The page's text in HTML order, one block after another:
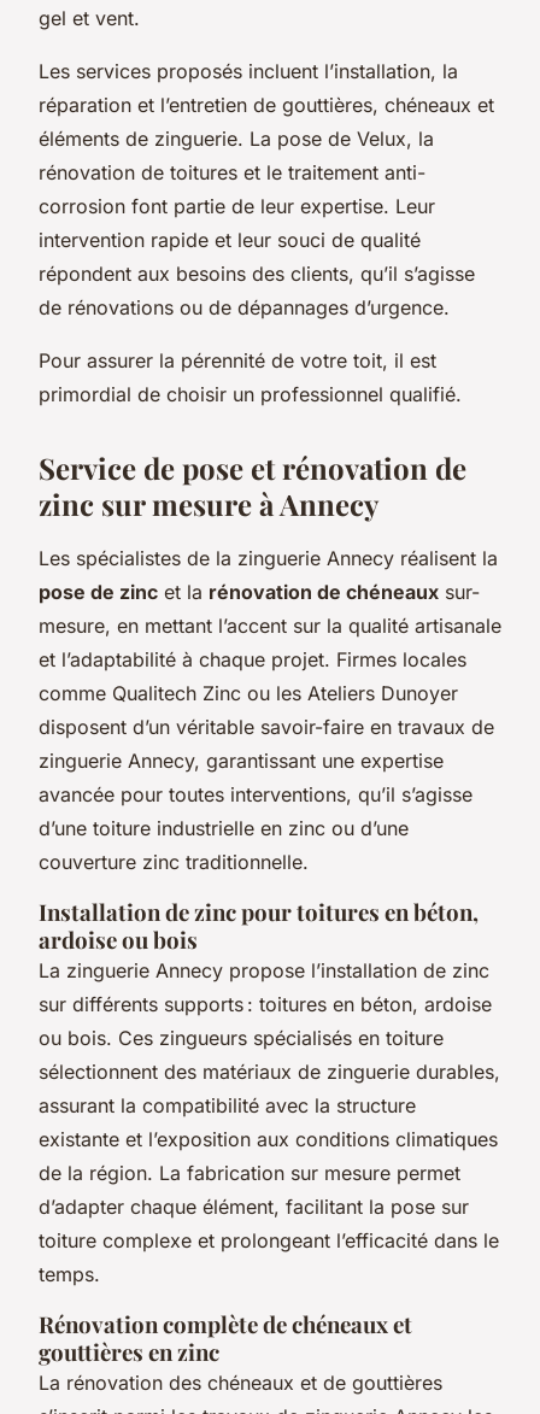
gel et vent.
Les services proposés incluent l’installation, la
réparation et l’entretien de gouttières, chéneaux et
éléments de zinguerie. La pose de Velux, la
rénovation de toitures et le traitement anti-
corrosion font partie de leur expertise. Leur
intervention rapide et leur souci de qualité
répondent aux besoins des clients, qu’il s’agisse
de rénovations ou de dépannages d’urgence.
Pour assurer la pérennité de votre toit, il est
primordial de choisir un professionnel qualifié.
Service de pose et rénovation de
zinc sur mesure à Annecy
Les spécialistes de la zinguerie Annecy réalisent la
pose de zinc et la rénovation de chéneaux sur-
mesure, en mettant l’accent sur la qualité artisanale
et l’adaptabilité à chaque projet. Firmes locales
comme Qualitech Zinc ou les Ateliers Dunoyer
disposent d’un véritable savoir-faire en travaux de
zinguerie Annecy, garantissant une expertise
avancée pour toutes interventions, qu’il s’agisse
d’une toiture industrielle en zinc ou d’une
couverture zinc traditionnelle.
Installation de zinc pour toitures en béton,
ardoise ou bois
La zinguerie Annecy propose l’installation de zinc
sur différents supports : toitures en béton, ardoise
ou bois. Ces zingueurs spécialisés en toiture
sélectionnent des matériaux de zinguerie durables,
assurant la compatibilité avec la structure
existante et l’exposition aux conditions climatiques
de la région. La fabrication sur mesure permet
d’adapter chaque élément, facilitant la pose sur
toiture complexe et prolongeant l’efficacité dans le
temps.
Rénovation complète de chéneaux et
gouttières en zinc
La rénovation des chéneaux et de gouttières